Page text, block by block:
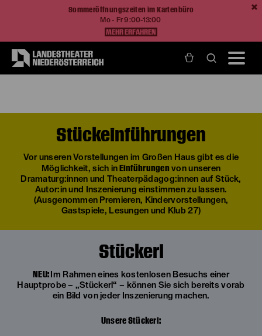
Sommeröffnungszeiten im Kartenbüro
Mo - Fr 9:00-13:00
MEHR ERFAHREN
Stückeinführungen
Vor unseren Vorstellungen im Großen Haus gibt es die
Möglichkeit, sich in Einführungen von unseren
Dramaturg:innen und Theaterpädagog:innen auf Stück,
Autor:in und Inszenierung einstimmen zu lassen.
(Ausgenommen Premieren, Kindervorstellungen,
Gastspiele, Lesungen und Klub 27)
Stückerl
NEU: Im Rahmen eines kostenlosen Besuchs einer
Hauptprobe – „Stückerl“ – können Sie sich bereits vorab
ein Bild von jeder Inszenierung machen.
Unsere Stückerl: